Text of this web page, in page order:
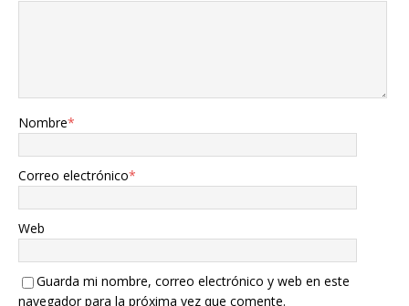
Nombre*
Correo electrónico*
Web
Guarda mi nombre, correo electrónico y web en este
navegador para la próxima vez que comente.